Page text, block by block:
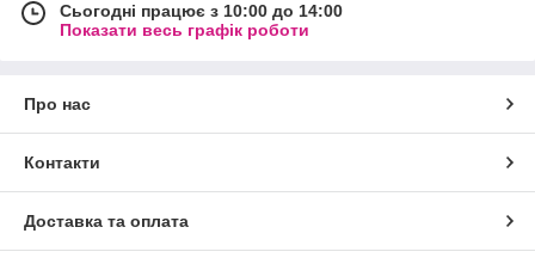
Сьогодні працює з 10:00 до 14:00
Показати весь графік роботи
Про нас
Контакти
Доставка та оплата